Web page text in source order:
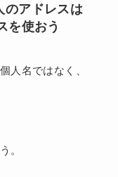
のアドレスは
を使おう
人名ではなく、
。